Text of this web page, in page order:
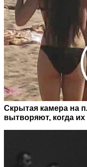
Скрытая камера на
вытворяют, когда их